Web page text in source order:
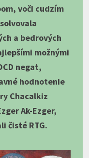
voči cudzím
a bedrových
možnými
negat,
hodnotenie
Chacalkiz
Ak-Ezger,
čisté RTG.